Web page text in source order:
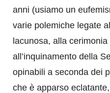
anni (usiamo un
varie polemiche legate
lacunosa, alla cerimonia
all’inquinamento della
opinabili a seconda dei
che è apparso